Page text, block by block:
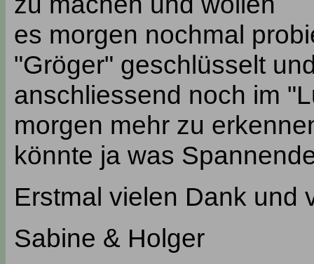
es morgen nochmal
"Gröger" geschlüsselt
anschliessend noch im
morgen mehr zu
könnte ja was
Erstmal vielen Dank und
Sabine & Holger